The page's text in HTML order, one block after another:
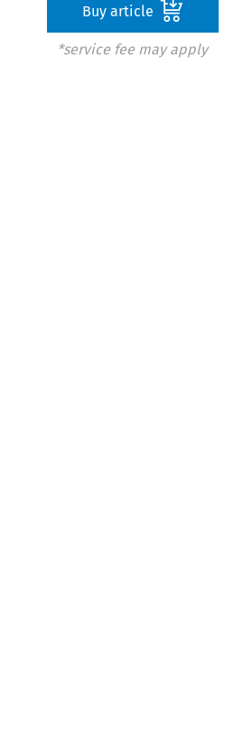
Buy article
*service fee may apply